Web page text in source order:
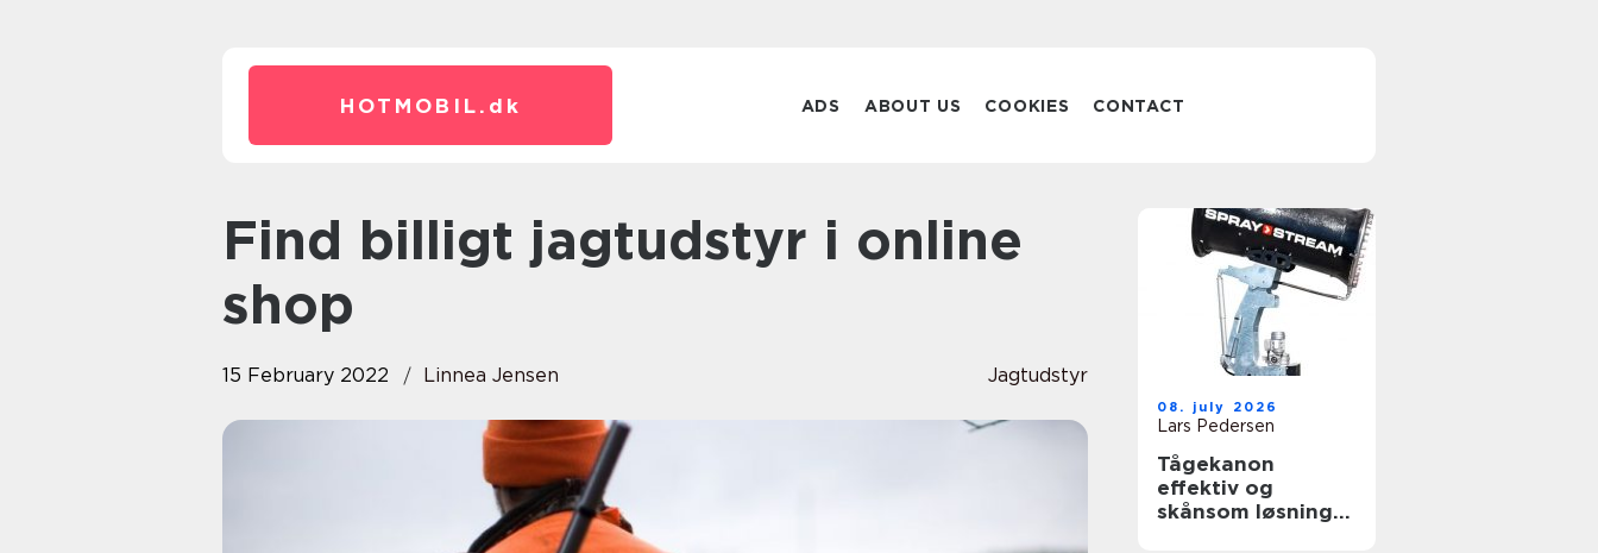
HOTMOBIL. dk ADS ABOUT US COOKIES CONTACT
Find billigt jagtudstyr i online
shop
15 February 2022 Linnea Jensen Jagtudstyr
08. july 2026
Lars Pedersen
Tågekanon
effektiv og
skånsom løsning